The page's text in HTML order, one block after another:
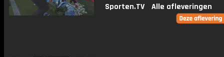
Sporten.TV
Alle afleveringen